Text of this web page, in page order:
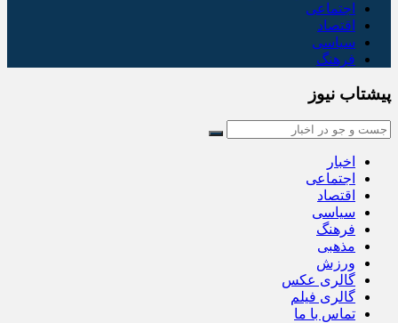
اجتماعی
اقتصاد
سیاسی
فرهنگ
پیشتاب نیوز
اخبار
اجتماعی
اقتصاد
سیاسی
فرهنگ
مذهبی
ورزش
گالری عکس
گالری فیلم
تماس با ما